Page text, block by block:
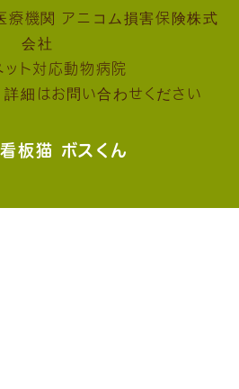
板猫 ボスくん